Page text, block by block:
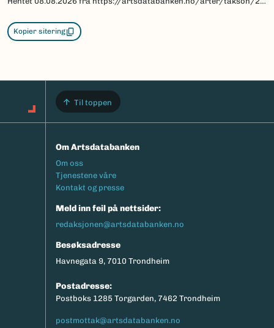
Kopier sitering
Til toppen
Om Artsdatabanken
Footermeny
Om oss
Tjenestene våre
Kontakt og presse
Meld inn feil på nettsider:
redaksjonen@artsdatabanken.no
Besøksadresse
Havnegata 9, 7010 Trondheim
Postadresse:
Postboks 1285 Torgarden, 7462 Trondheim
postmottak@artsdatabanken.no